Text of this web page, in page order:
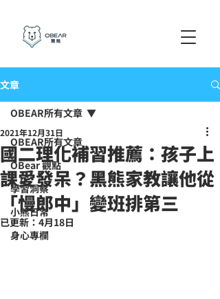
文章
OBEAR所有文章
OBear 觀點
學習洞察
小熊日常
身心專欄
OBEAR所有文章
國二理化補習推薦：孩子上
課愛發呆？黑熊家教讓他從
「慢郎中」變班排第三
2021年12月31日
已更新： 4月18日